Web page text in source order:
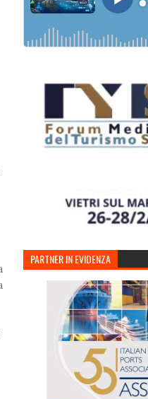
PARTNER IN EVIDENZA